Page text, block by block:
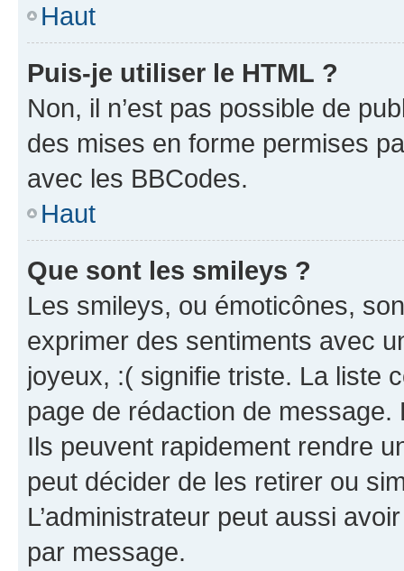
Haut
Puis-je utiliser le HTML ?
Non, il n’est pas possible de
des mises en forme permises
avec les BBCodes.
Haut
Que sont les smileys ?
Les smileys, ou émoticônes,
exprimer des sentiments avec
joyeux, :( signifie triste. La liste
page de rédaction de
Ils peuvent rapidement rendre
peut décider de les retirer ou
L’administrateur peut aussi
par message.